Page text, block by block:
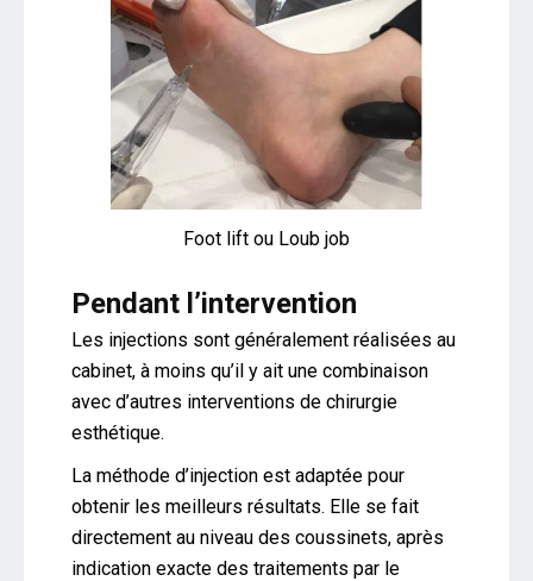
Foot lift ou Loub job
Pendant l’intervention
Les injections sont généralement réalisées au
cabinet, à moins qu’il y ait une combinaison
avec d’autres interventions de chirurgie
esthétique.
La méthode d’injection est adaptée pour
obtenir les meilleurs résultats. Elle se fait
directement au niveau des coussinets, après
indication exacte des traitements par le